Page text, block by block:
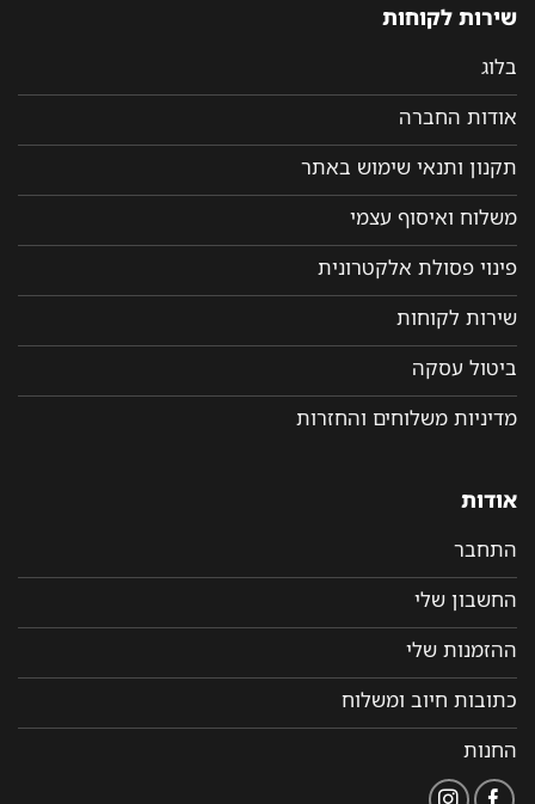
שירות לקוחות
בלוג
אודות החברה
תקנון ותנאי שימוש באתר
משלוח ואיסוף עצמי
פינוי פסולת אלקטרונית
שירות לקוחות
ביטול עסקה
מדיניות משלוחים והחזרות
אודות
התחבר
החשבון שלי
ההזמנות שלי
כתובות חיוב ומשלוח
החנות